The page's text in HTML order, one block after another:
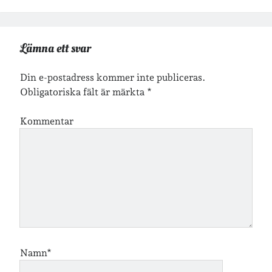
pappersböcker
shopping skolan skor
Skriva släkt stockholm
teater
Lämna ett svar
Din e-postadress kommer inte publiceras.
Obligatoriska fält är märkta *
Kommentar
Namn*